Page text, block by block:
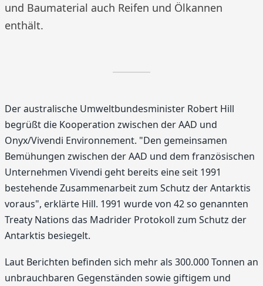
und Baumaterial auch Reifen und Ölkannen
enthält.
Der australische Umweltbundesminister Robert Hill
begrüßt die Kooperation zwischen der AAD und
Onyx/Vivendi Environnement. "Den gemeinsamen
Bemühungen zwischen der AAD und dem französischen
Unternehmen Vivendi geht bereits eine seit 1991
bestehende Zusammenarbeit zum Schutz der Antarktis
voraus", erklärte Hill. 1991 wurde von 42 so genannten
Treaty Nations das Madrider Protokoll zum Schutz der
Antarktis besiegelt.
Laut Berichten befinden sich mehr als 300.000 Tonnen an
unbrauchbaren Gegenständen sowie giftigem und